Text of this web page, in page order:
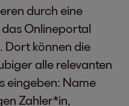
durch eine
Onlineportal
Dort können die
alle relevanten
eingeben: Name
Zahler*in,